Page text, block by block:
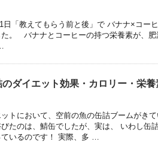
日「教えてもらう前と後」で バナナ×コー
。 バナナとコーヒーの持つ栄養素が、
のダイエット効果・カロリー・栄
トにおいて、空前の魚の缶詰ブームがき
たのは、鯖缶でしたが、実は、 いわし缶
いるのです！ 実際、多 …